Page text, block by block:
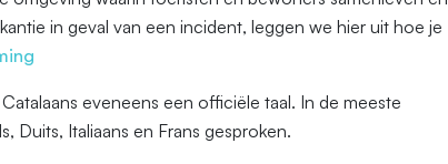
in geval van een incident, leggen we hier uit hoe je
eveneens een officiële taal. In de meeste
Duits, Italiaans en Frans gesproken.